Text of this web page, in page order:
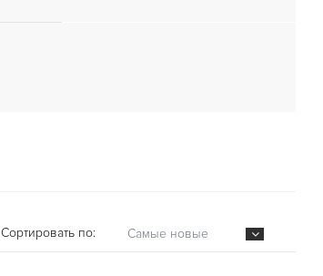
Сортировать по: Самые новые